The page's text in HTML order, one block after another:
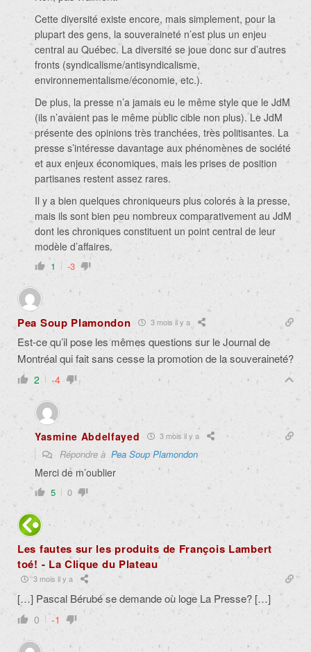
Cette diversité existe encore, mais simplement, pour la
plupart des gens, la souveraineté n’est plus un enjeu
central au Québec. La diversité se joue donc sur d’autres
fronts (syndicalisme/antisyndicalisme,
environnementalisme/économie, etc.).
De plus, la presse n’a jamais eu le même style que le JdM
(ils n’avaient pas le même public cible non plus). Le JdM
présente des opinions très tranchées, très politisantes. La
presse s’intéresse davantage aux phénomènes de société
et aux enjeux économiques, mais les prises de position
partisanes restent assez rares.
Il y a bien quelques chroniqueurs plus colorés à la presse,
mais ils sont bien peu nombreux comparativement au JdM
dont les chroniques constituent un point central de leur
modèle d’affaires.
1 -3
Pea Soup Plamondon 3 mois il y a
Est-ce qu’il pose les mêmes questions sur le Journal de
Montréal qui fait sans cesse la promotion de la souveraineté?
2 -4
Yasmine Abdelfayed 3 mois il y a
Répondre à Pea Soup Plamondon
Merci de m’oublier
5 0
Les fautes sur les produits de François Lambert
toé! - La Clique du Plateau
3 mois il y a
[…] Pascal Bérubé se demande où loge La Presse? […]
0 -1